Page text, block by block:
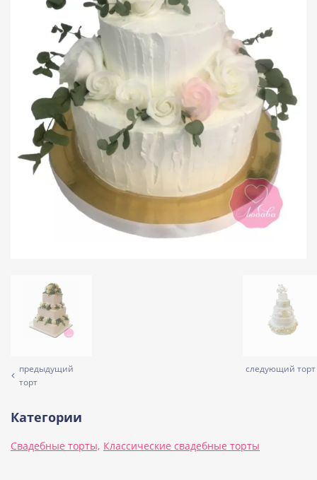
предыдущий
торт
следующий торт
Категории
Свадебные торты, Классические свадебные торты